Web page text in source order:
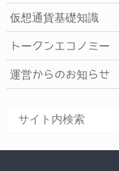
仮想通貨基礎知識
トークンエコノミー
運営からのお知らせ